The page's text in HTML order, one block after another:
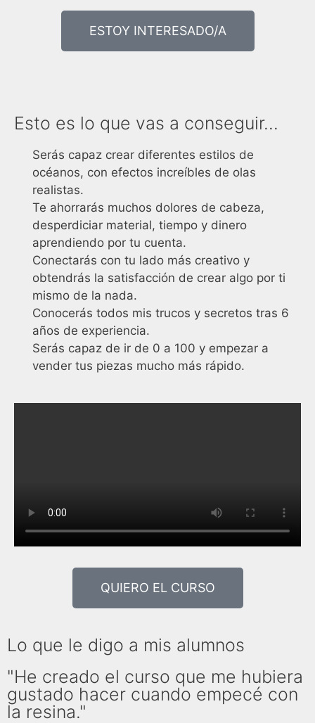
ESTOY INTERESADO/A
Esto es lo que vas a conseguir...
Serás capaz crear diferentes estilos de
océanos, con efectos increíbles de olas
realistas.
Te ahorrarás muchos dolores de cabeza,
desperdiciar material, tiempo y dinero
aprendiendo por tu cuenta.
Conectarás con tu lado más creativo y
obtendrás la satisfacción de crear algo por ti
mismo de la nada.
Conocerás todos mis trucos y secretos tras 6
años de experiencia.
Serás capaz de ir de 0 a 100 y empezar a
vender tus piezas mucho más rápido.
QUIERO EL CURSO
Lo que le digo a mis alumnos
"He creado el curso que me hubiera
gustado hacer cuando empecé con
la resina."